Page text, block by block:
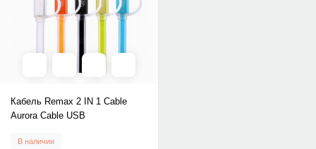
Кабель Remax 2 IN 1 Cable
Aurora Cable USB
В наличии